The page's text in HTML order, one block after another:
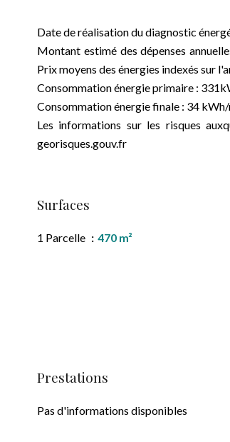
Date de réalisation du diagnostic
Montant estimé des dépenses
Prix moyens des énergies indexés sur
Consommation énergie primaire :
Consommation énergie finale : 34 kWh/
Les informations sur les risques
georisques.gouv.fr
Surfaces
1 Parcelle 470 m²
Prestations
Pas d'informations disponibles